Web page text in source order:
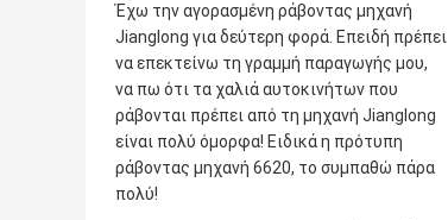
Έχω την αγορασμένη ράβοντας μηχανή
Jianglong για δεύτερη φορά. Επειδή πρέπει
να επεκτείνω τη γραμμή παραγωγής μου,
να πω ότι τα χαλιά αυτοκινήτων που
ράβονται πρέπει από τη μηχανή Jianglong
είναι πολύ όμορφα! Ειδικά η πρότυπη
ράβοντας μηχανή 6620, το συμπαθώ πάρα
πολύ!